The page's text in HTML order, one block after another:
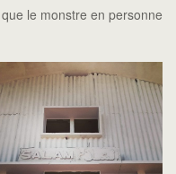
le monstre en personne